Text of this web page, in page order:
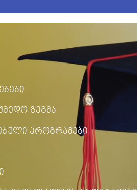
გეგმა
პროგრამები